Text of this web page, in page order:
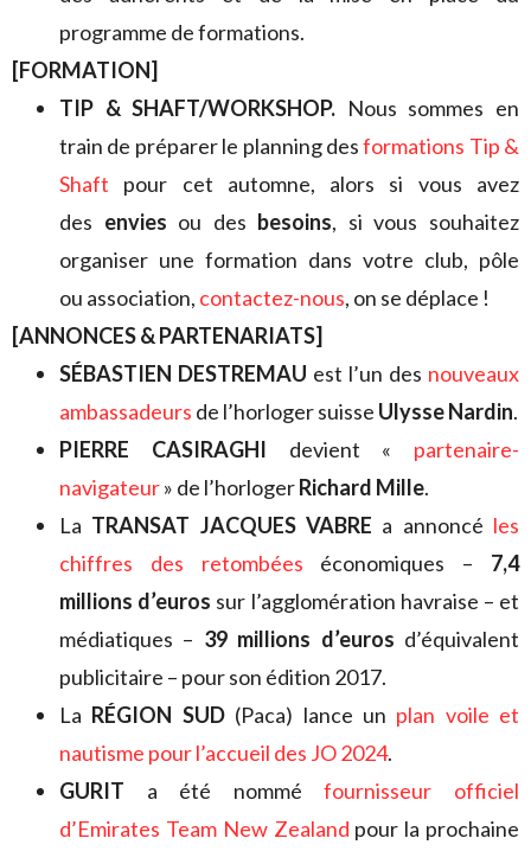
programme de formations.
[FORMATION]
TIP & SHAFT/WORKSHOP. Nous sommes en
train de préparer le planning desformations Tip &
Shaft pour cet automne, alors si vous avez
des envies ou des besoins, si vous souhaitez
organiser une formation dans votre club, pôle
ou association, contactez-nous, on se déplace !
[ANNONCES & PARTENARIATS]
SÉBASTIEN DESTREMAU est l’un des nouveaux
ambassadeurs de l’horloger suisse Ulysse Nardin.
PIERRE CASIRAGHI devient « partenaire-
navigateur» de l’horlogerRichard Mille.
La TRANSAT JACQUES VABRE a annoncé les
chiffres des retombées économiques – 7,4
millions d’euros sur l’agglomération havraise – et
médiatiques – 39 millions d’euros d’équivalent
publicitaire – pour son édition 2017.
La RÉGION SUD(Paca) lance un plan voile et
nautisme pour l’accueil des JO 2024.
GURIT a été nomméfournisseur officiel
d’Emirates Team New Zealand pour la prochaine